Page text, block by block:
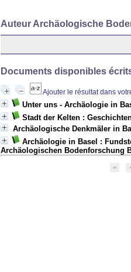
Auteur Archäologische
Documents disponibles
Ajouter le résultat dans
Unter uns - Archäologie in
Stadt der Kelten :
Archäologische Denkmäler in
Archäologie in Basel :
Archäologischen Bodenforschung